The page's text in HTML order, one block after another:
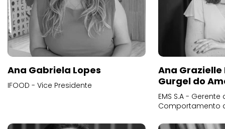
Ana Gabriela Lopes
IFOOD - Vice Presidente
Ana
Gurgel do
EMS S.A -
Comportamento